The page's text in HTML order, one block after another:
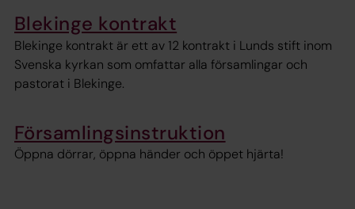
Blekinge kontrakt
Blekinge kontrakt är ett av 12 kontrakt i Lunds stift inom
Svenska kyrkan som omfattar alla församlingar och
pastorat i Blekinge.
Församlingsinstruktion
Öppna dörrar, öppna händer och öppet hjärta!